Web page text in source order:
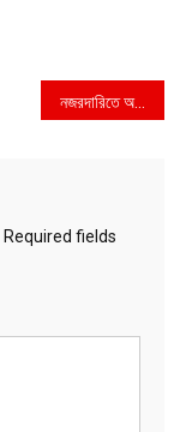
নজরদারিতে অর্ধশত প্রভাবশালী
Required fields